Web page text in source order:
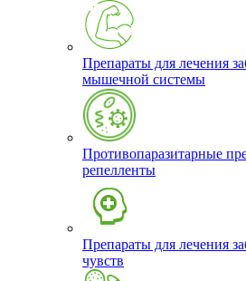
Препараты для лечения
мышечной системы
Противопаразитарные
репелленты
Препараты для лечения
чувств